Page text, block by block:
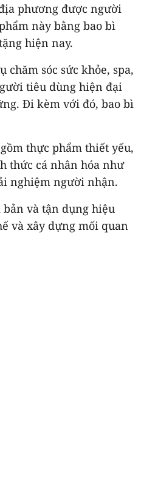
phương được người
này bằng bao bì
hiện nay.
sóc sức khỏe, spa,
tiêu dùng hiện đại
Đi kèm với đó, bao bì
thực phẩm thiết yếu,
thức cá nhân hóa như
nghiệm người nhận.
và tận dụng hiệu
và xây dựng mối quan